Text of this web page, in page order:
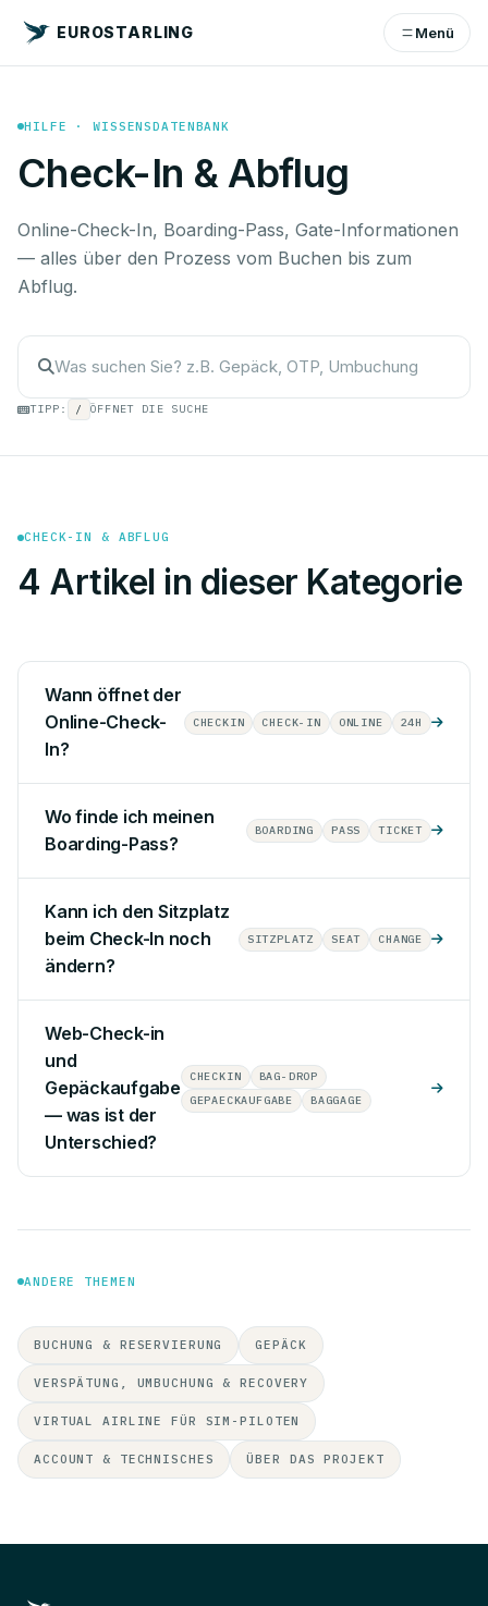
EUROSTARLING Menü
HILFE · WISSENSDATENBANK
Check-In & Abflug
Online-Check-In, Boarding-Pass, Gate-Informationen
— alles über den Prozess vom Buchen bis zum
Abflug.
TIPP: / ÖFFNET DIE SUCHE
CHECK-IN & ABFLUG
4 Artikel in dieser Kategorie
Wann öffnet der
Online-Check-
In?
CHECKIN CHECK-IN ONLINE 24H
Wo finde ich meinen
Boarding-Pass?
BOARDING PASS TICKET
Kann ich den Sitzplatz
beim Check-In noch
ändern?
SITZPLATZ SEAT CHANGE
Web-Check-in
und
Gepäckaufgabe
— was ist der
Unterschied?
CHECKIN
BAG-DROP
GEPAECKAUFGABE
BAGGAGE
ANDERE THEMEN
BUCHUNG & RESERVIERUNG GEPÄCK
VERSPÄTUNG, UMBUCHUNG & RECOVERY
VIRTUAL AIRLINE FÜR SIM-PILOTEN
ACCOUNT & TECHNISCHES ÜBER DAS PROJEKT